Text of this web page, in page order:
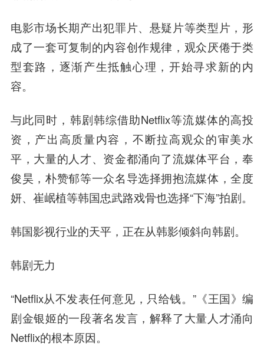
电影市场长期产出犯罪片、悬疑片等类型片，形
成了一套可复制的内容创作规律，观众厌倦于类
型套路，逐渐产生抵触心理，开始寻求新的内
容。
与此同时，韩剧韩综借助Netflix等流媒体的高投
资，产出高质量内容，不断拉高观众的审美水
平，大量的人才、资金都涌向了流媒体平台，奉
俊昊，朴赞郁等一众名导选择拥抱流媒体，全度
妍、崔岷植等韩国忠武路戏骨也选择“下海”拍剧。
韩国影视行业的天平，正在从韩影倾斜向韩剧。
韩剧无力
“Netflix从不发表任何意见，只给钱。”《王国》编
剧金银姬的一段著名发言，解释了大量人才涌向
Netflix的根本原因。